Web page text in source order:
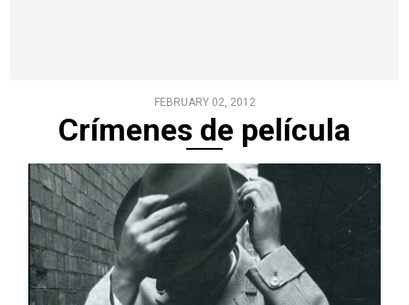
FEBRUARY 02, 2012
Crímenes de película